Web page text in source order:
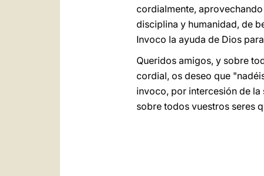
cordialmente,
disciplina y humanidad, de
Invoco la ayuda de Dios
Queridos amigos, y sobre
cordial, os deseo que
invoco, por intercesión de
sobre todos vuestros seres